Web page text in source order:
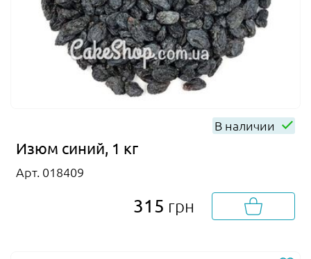
В наличии
Изюм синий, 1 кг
Арт. 018409
315 грн